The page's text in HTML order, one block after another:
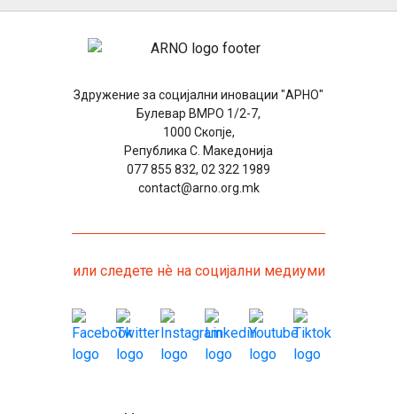
Здружение за социјални иновации "АРНО"
Булевар ВМРО 1/2-7,
1000 Скопје,
Република С. Македонија
077 855 832, 02 322 1989
contact@arno.org.mk
или следете нѐ на социјални медиуми